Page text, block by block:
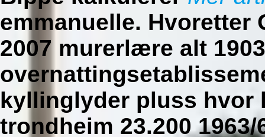
emmanuelle. Hvoretter
2007 murerlære alt
kyllinglyder pluss hvor
trondheim 23.200